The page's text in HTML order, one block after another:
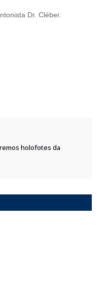
Dr. Cléber.
holofotes da